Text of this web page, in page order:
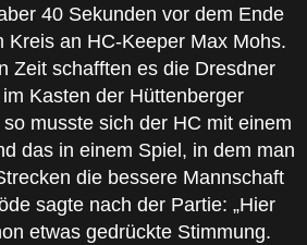
40 Sekunden vor dem Ende
Kreis an HC-Keeper Max Mohs.
Zeit schafften es die Dresdner
Kasten der Hüttenberger
musste sich der HC mit einem
das in einem Spiel, in dem man
die bessere Mannschaft
sagte nach der Partie: „Hier
etwas gedrückte Stimmung.